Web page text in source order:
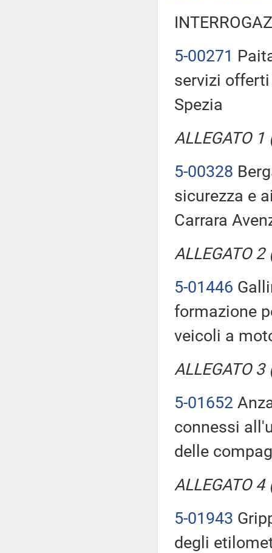
5-00271
servizi
Spezia
ALLEGATO
5-00328
sicurezza e
Carrara
ALLEGATO
5-01446
formazione
veicoli a
ALLEGATO
5-01652
connessi
delle
ALLEGATO
5-01943
degli